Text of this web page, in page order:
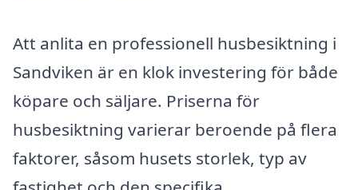
Att anlita en professionell husbesiktning i
Sandviken är en klok investering för både
köpare och säljare. Priserna för
husbesiktning varierar beroende på flera
faktorer, såsom husets storlek, typ av